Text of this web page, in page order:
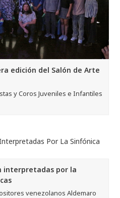
edición del Salón de Arte
y Coros Juveniles e Infantiles
interpretadas por la
venezolanos Aldemaro